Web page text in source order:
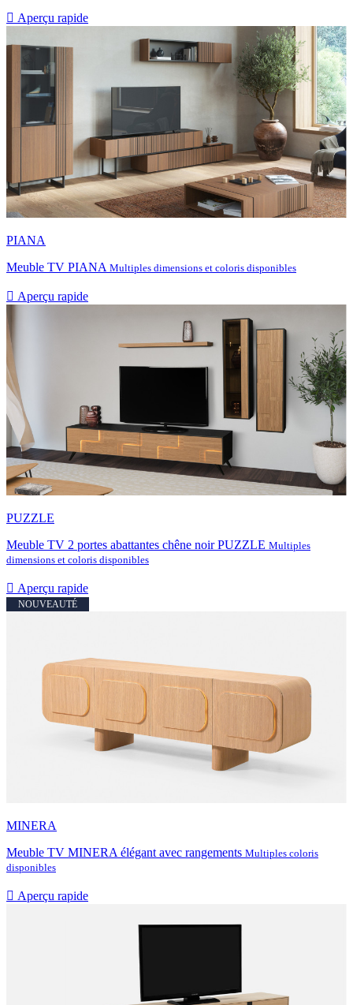
 Aperçu rapide
PIANA
Meuble TV PIANA Multiples dimensions et coloris disponibles
 Aperçu rapide
PUZZLE
Meuble TV 2 portes abattantes chêne noir PUZZLE Multiples
dimensions et coloris disponibles
 Aperçu rapide
NOUVEAUTÉ
MINERA
Meuble TV MINERA élégant avec rangements Multiples coloris
disponibles
 Aperçu rapide